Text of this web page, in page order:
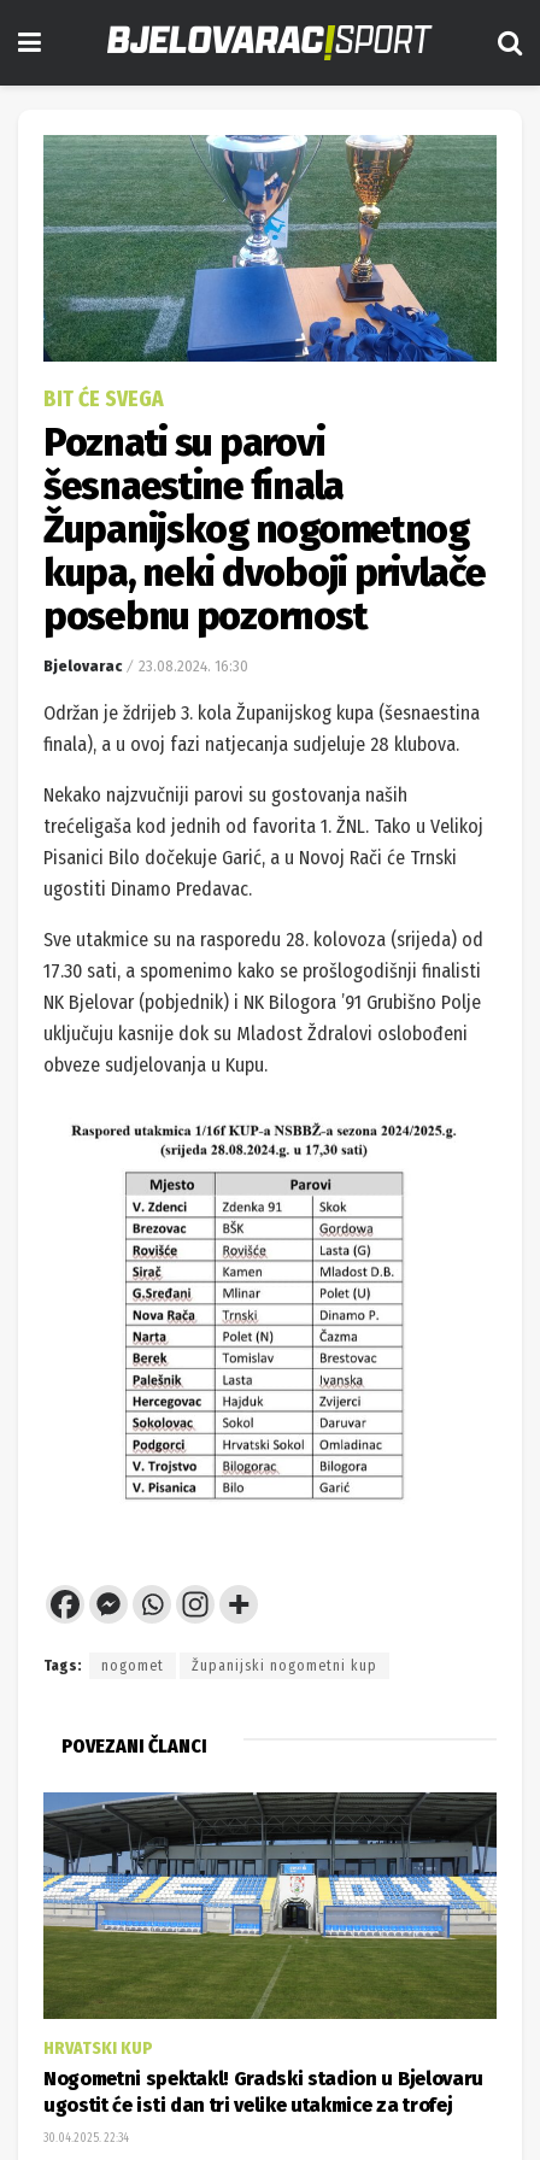
BIT ĆE SVEGA
Poznati su parovi
šesnaestine finala
Županijskog nogometnog
kupa, neki dvoboji privlače
posebnu pozornost
Bjelovarac 23.08.2024. 16:30
Održan je ždrijeb 3. kola Županijskog kupa (šesnaestina
finala), a u ovoj fazi natjecanja sudjeluje 28 klubova.
Nekako najzvučniji parovi su gostovanja naših
trećeligaša kod jednih od favorita 1. ŽNL. Tako u Velikoj
Pisanici Bilo dočekuje Garić, a u Novoj Rači će Trnski
ugostiti Dinamo Predavac.
Sve utakmice su na rasporedu 28. kolovoza (srijeda) od
17.30 sati, a spomenimo kako se prošlogodišnji finalisti
NK Bjelovar (pobjednik) i NK Bilogora ’91 Grubišno Polje
uključuju kasnije dok su Mladost Ždralovi oslobođeni
obveze sudjelovanja u Kupu.
Tags: nogomet Županijski nogometni kup
POVEZANI ČLANCI
HRVATSKI KUP
Nogometni spektakl! Gradski stadion u Bjelovaru
ugostit će isti dan tri velike utakmice za trofej
30.04.2025. 22:34